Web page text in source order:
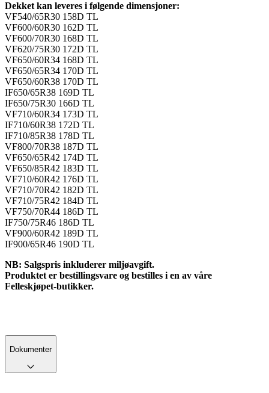
Dekket kan leveres i følgende dimensjoner:
VF540/65R30 158D TL
VF600/60R30 162D TL
VF600/70R30 168D TL
VF620/75R30 172D TL
VF650/60R34 168D TL
VF650/65R34 170D TL
VF650/60R38 170D TL
IF650/65R38 169D TL
IF650/75R30 166D TL
VF710/60R34 173D TL
IF710/60R38 172D TL
IF710/85R38 178D TL
VF800/70R38 187D TL
VF650/65R42 174D TL
VF650/85R42 183D TL
VF710/60R42 176D TL
VF710/70R42 182D TL
VF710/75R42 184D TL
VF750/70R44 186D TL
IF750/75R46 186D TL
VF900/60R42 189D TL
IF900/65R46 190D TL
NB: Salgspris inkluderer miljøavgift.
Produktet er bestillingsvare og bestilles i en av våre
Felleskjøpet-butikker.
Dokumenter